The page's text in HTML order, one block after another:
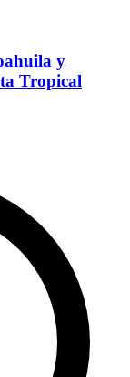
y
Tropical